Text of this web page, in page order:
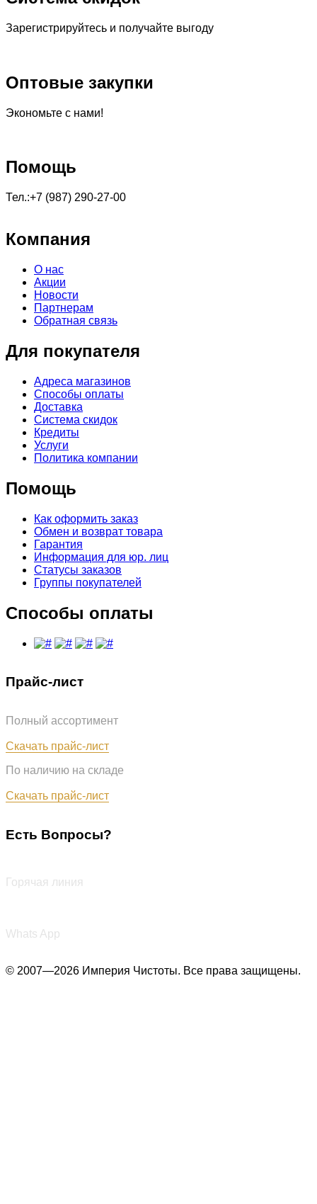
Зарегистрируйтесь и получайте выгоду
Оптовые закупки
Экономьте с нами!
Помощь
Тел.:+7 (987) 290-27-00
Компания
О нас
Акции
Новости
Партнерам
Обратная связь
Для покупателя
Адреса магазинов
Способы оплаты
Доставка
Система скидок
Кредиты
Услуги
Политика компании
Помощь
Как оформить заказ
Обмен и возврат товара
Гарантия
Информация для юр. лиц
Статусы заказов
Группы покупателей
Способы оплаты
Прайс-лист
Полный ассортимент
Скачать прайс-лист
По наличию на складе
Скачать прайс-лист
Есть Вопросы?
Горячая линия
Whats App
© 2007—2026 Империя Чистоты. Все права защищены.